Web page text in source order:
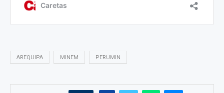
AREQUIPA MINEM PERUMIN